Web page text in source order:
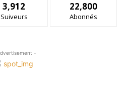
3,912
Suiveurs
22,800
Abonnés
-